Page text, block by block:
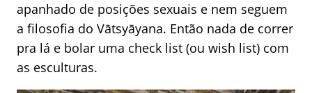
apanhado de posições sexuais e nem seguem
a filosofia do Vātsyāyana. Então nada de correr
pra lá e bolar uma check list (ou wish list) com
as esculturas.